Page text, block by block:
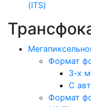
(ITS)
Формат
3-х
С
Формат